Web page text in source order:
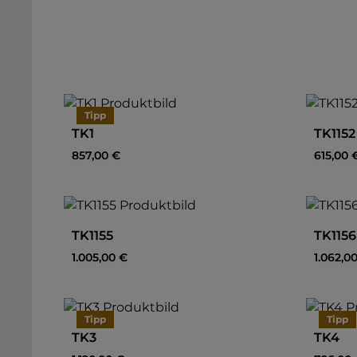
Tipp
TK1
Regulärer Preis:
857,00 €
TK1152
615,00
TK1155
Regulärer Preis:
1.005,00 €
TK1156
Tipp
TK3
Tipp
TK4